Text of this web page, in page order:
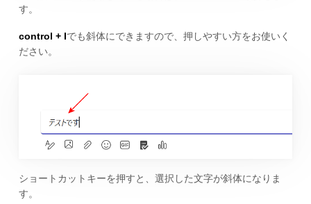
す。
control + Iでも斜体にできますので、押しやすい方をお使いく
ださい。
ショートカットキーを押すと、選択した文字が斜体になりま
す。